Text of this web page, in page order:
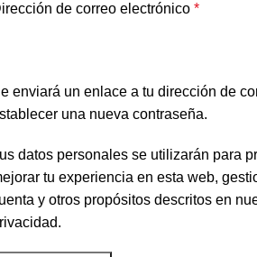
de correo electrónico *
enviará un enlace a tu dirección de
una nueva contraseña.
datos personales se utilizarán para
tu experiencia en esta web,
y otros propósitos descritos en
.